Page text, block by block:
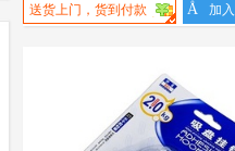
送货上门，货到付款 Å 加